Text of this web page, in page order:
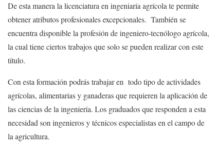
De esta manera la licenciatura en ingeniaría agrícola te permite
obtener atributos profesionales excepcionales. También se
encuentra disponible la profesión de ingeniero-tecnólogo agrícola,
la cual tiene ciertos trabajos que solo se pueden realizar con este
título.
Con esta formación podrás trabajar en todo tipo de actividades
agrícolas, alimentarias y ganaderas que requieren la aplicación de
las ciencias de la ingeniería. Los graduados que responden a esta
necesidad son ingenieros y técnicos especialistas en el campo de
la agricultura.